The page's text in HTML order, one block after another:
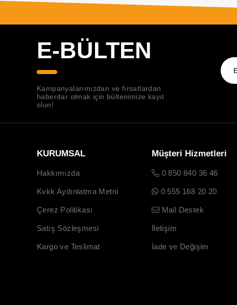
E-BÜLTEN
Kampanyalarımızdan ve fırsatlardan
haberdar olmak için bültenimize kayıt
olun!
KURUMSAL
Hakkımızda
Kvkk Aydınlatma Metni
Çerez Politikası
Satış Sözleşmesi
Kargo ve Teslimat
Müşteri Hizmetleri
0 850 840 36 46
0 555 168 20 20
Mail Destek
İletişim
İade ve Değişim